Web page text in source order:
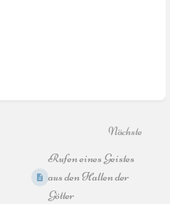
Nächste
Rufen eines Geistes
aus den Hallen der
Götter